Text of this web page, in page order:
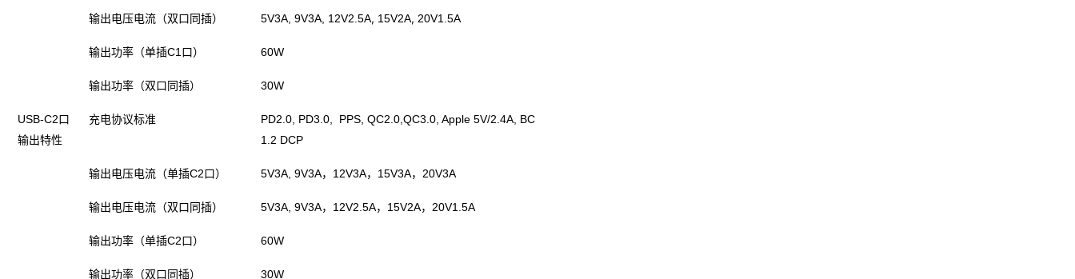
输出电压电流（双口同插） 5V3A, 9V3A 12V2.5A, 15V2A, 20V1.5A
输出功率（单插C1 口） 60W
输出功率（双口同插） 30W
USB-C2口
输出特性
充电协议标准
PD2.0, PD3.0, PPS, QC2.0,QC3.0, Apple 5V/2.4A, BC
1.2 DCP
输出电压电流（单插C2口） 5V3A, 9V3A， 12V3A， 15V3A， 20V3A
输出电压电流（双口同插） 5V3A, 9V3A， 12V2.5A， 15V2A， 20V1.5A
输出功率（单插C2口） 60W
输出功率（双口同插） 30W